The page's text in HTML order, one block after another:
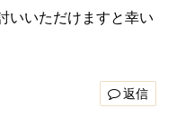
いいただけますと幸い
返信